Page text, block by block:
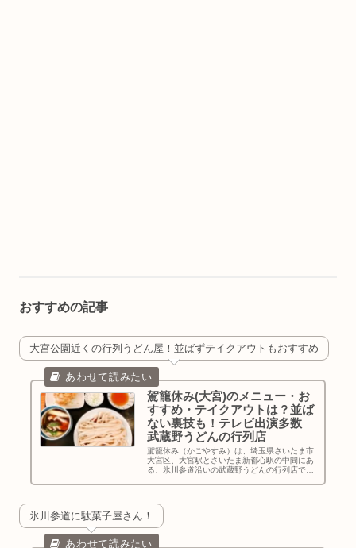
おすすめの記事
大宮公園近くの行列うどん屋！並ばずテイクアウトもおすすめ
駕籠休み(大宮)のメニュー・お
すすめ・テイクアウトは？並ば
ない裏技も！テレビ出演多数
武蔵野うどんの行列店
駕籠休み（かごやすみ）は、埼玉県さいたま市
大宮区、大宮駅とさいたま新都心駅の中間にあ
る、氷川参道沿いの武蔵野うどんの行列店で
定休日・インスタほか基本情報などをお伝えし
ます。
氷川参道に駄菓子屋さん！